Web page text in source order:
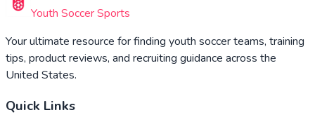
Youth Soccer Sports
Your ultimate resource for finding youth soccer teams, training
tips, product reviews, and recruiting guidance across the
United States.
Quick Links